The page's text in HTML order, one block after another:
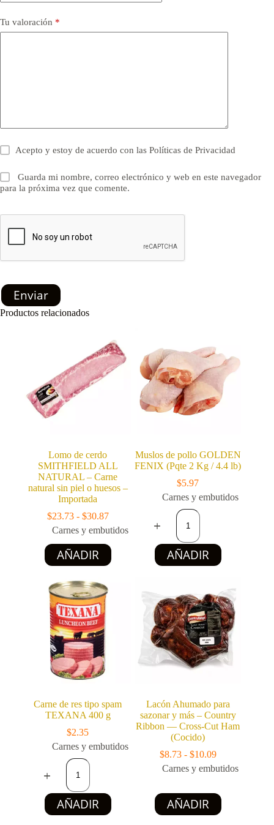
Tu valoración *
Acepto y estoy de acuerdo con lasPolíticas de Privacidad
Guarda mi nombre, correo electrónico y web en este navegador
para la próxima vez que comente.
Enviar
Productos relacionados
Lomo de cerdo
SMITHFIELD ALL
NATURAL – Carne
natural sin piel o huesos –
Importada
$23.73 - $30.87Rango
de
desde
$23.73
Carnes y embutidos
AÑADIR
Este
producto
tiene
múltiples
variantes.
Las
opciones
se
pueden
elegir
en
la
página
producto
Muslos de pollo GOLDEN
FENIX (Pqte 2 Kg / 4.4 lb)
$5.97
Carnes y embutidos
Muslos
pollo
GOLDEN
FENIX
(Pqte
/
4.4
lb)
cantidad
AÑADIR
Carne de res tipo spam
TEXANA 400 g
$2.35
Carnes y embutidos
Carne
res
tipo
spam
TEXANA
AÑADIR
Lacón Ahumado para
sazonar y más – Country
Ribbon — Cross-Cut Ham
(Cocido)
$8.73 - $10.09Rango
de
$8.73
hasta
Carnes y embutidos
AÑADIR
Este
producto
tiene